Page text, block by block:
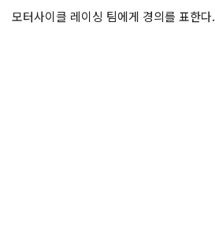
모터사이클 레이싱 팀에게 경의를 표한다.